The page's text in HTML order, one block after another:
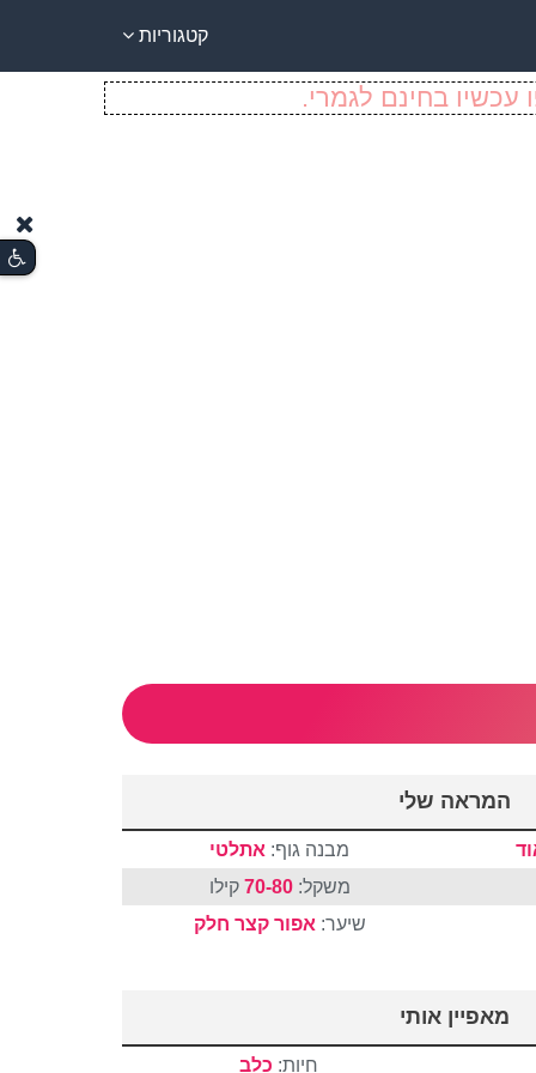
קטגוריות
בחינם לגמרי.
המראה שלי
מבנה גוף: אתלטי
משקל:70-80 קילו
שיער: אפור קצר חלק
מאפיין אותי
חיות: כלב